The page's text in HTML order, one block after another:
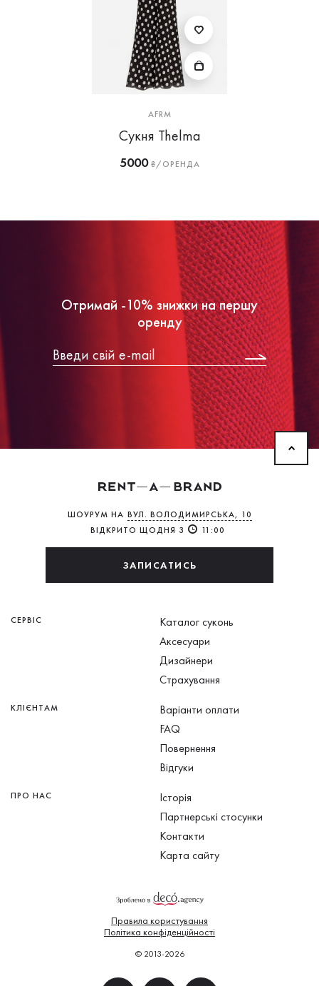
AFRM
Сукня Thelma
5000₴/ОРЕНДА
Отримай -10% знижки на першу
оренду
ШОУРУМ НА ВУЛ. ВОЛОДИМИРСЬКА, 10
ВІДКРИТО ЩОДНЯ З
11:00
ЗАПИСАТИСЬ
СЕРВІС
Каталог суконь
Аксесуари
Дизайнери
Страхування
КЛІЄНТАМ
Варіанти оплати
FAQ
Повернення
Відгуки
ПРО НАС
Історія
Партнерські стосунки
Контакти
Карта сайту
Правила користування
Політика конфіденційності
© 2013-2026